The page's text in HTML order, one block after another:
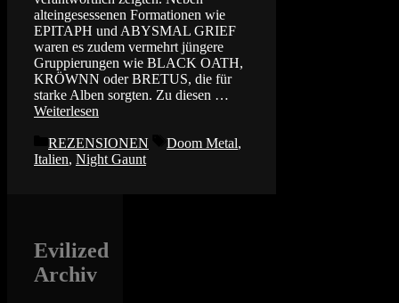
alteingesessenen Formationen wie
EPITAPH und ABYSMAL GRIEF
waren es zudem vermehrt jüngere
Gruppierungen wie BLACK OATH,
KRÖWNN oder BRETUS, die für
starke Alben sorgten. Zu diesen …
Weiterlesen
Kategorien
REZENSIONEN Schlagwörter
Doom Metal,
Italien, Night Gaunt
Evilized
Archiv